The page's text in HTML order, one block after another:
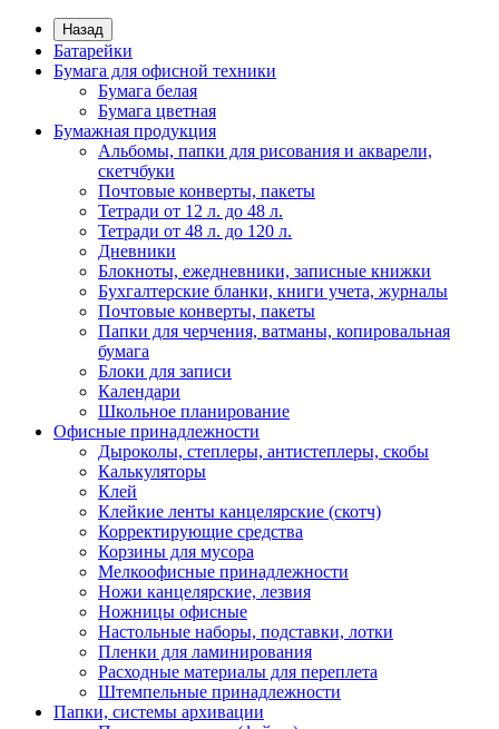
Назад
Батарейки
Бумага для офисной техники
Бумага белая
Бумага цветная
Бумажная продукция
Альбомы, папки для рисования и акварели,
скетчбуки
Почтовые конверты, пакеты
Тетради от 12 л. до 48 л.
Тетради от 48 л. до 120 л.
Дневники
Блокноты, ежедневники, записные книжки
Бухгалтерские бланки, книги учета, журналы
Почтовые конверты, пакеты
Папки для черчения, ватманы, копировальная
бумага
Блоки для записи
Календари
Школьное планирование
Офисные принадлежности
Дыроколы, степлеры, антистеплеры, скобы
Калькуляторы
Клей
Клейкие ленты канцелярские (скотч)
Корректирующие средства
Корзины для мусора
Мелкоофисные принадлежности
Ножи канцелярские, лезвия
Ножницы офисные
Настольные наборы, подставки, лотки
Пленки для ламинирования
Расходные материалы для переплета
Штемпельные принадлежности
Папки, системы архивации